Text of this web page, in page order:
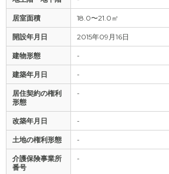
居室面積 18.0〜21.0㎡
開設年月日 2015年09月16日
建物形態 -
建築年月日 -
居住契約の権利
形態
-
改築年月日 -
土地の権利形態 -
介護保険事業所
番号
-